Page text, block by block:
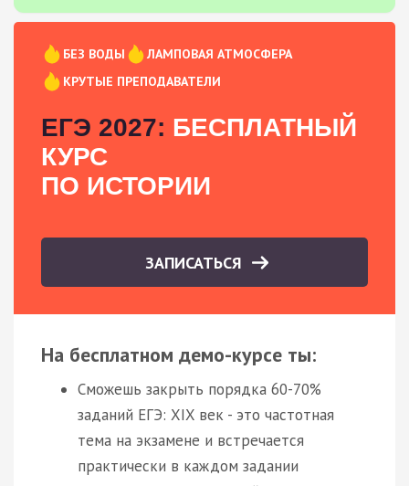
БЕЗ ВОДЫ
ЛАМПОВАЯ АТМОСФЕРА
КРУТЫЕ ПРЕПОДАВАТЕЛИ
ЕГЭ 2027: БЕСПЛАТНЫЙ
КУРС
ПО ИСТОРИИ
ЗАПИСАТЬСЯ
На бесплатном демо-курсе ты:
Сможешь закрыть порядка 60-70%
заданий ЕГЭ: XIX век - это частотная
тема на экзамене и встречается
практически в каждом задании